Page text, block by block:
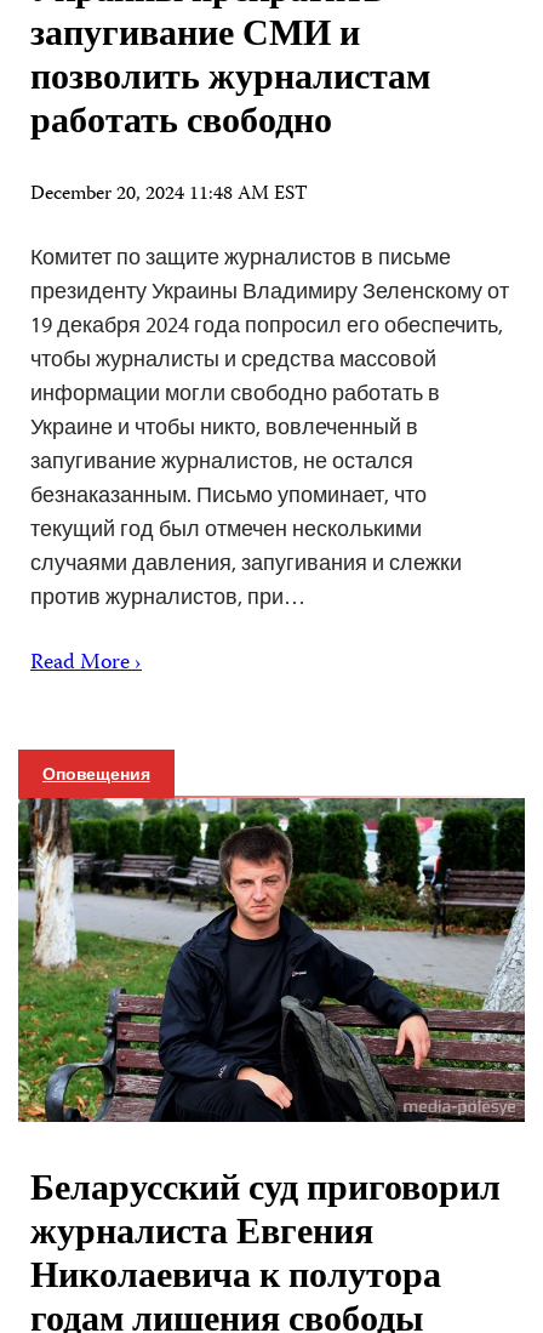
запугивание СМИ и
позволить журналистам
работать свободно
December 20, 2024 11:48 AM EST
Комитет по защите журналистов в письме
президенту Украины Владимиру Зеленскому от
19 декабря 2024 года попросил его обеспечить,
чтобы журналисты и средства массовой
информации могли свободно работать в
Украине и чтобы никто, вовлеченный в
запугивание журналистов, не остался
безнаказанным. Письмо упоминает, что
текущий год был отмечен несколькими
случаями давления, запугивания и слежки
против журналистов, при…
Read More ›
Оповещения
Беларусский суд приговорил
журналиста Евгения
Николаевича к полутора